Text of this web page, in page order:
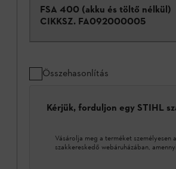
FSA 400 (akku és töltő nélkül)
CIKKSZ. FA092000005
Összehasonlítás
Kérjük, forduljon egy STIHL
Vásárolja meg a terméket személyesen
szakkereskedő webáruházában,